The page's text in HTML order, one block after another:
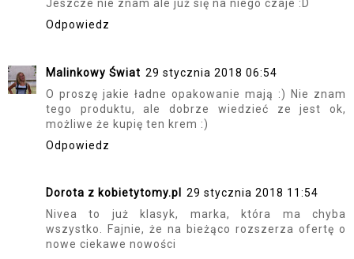
Jeszcze nie znam ale już się na niego czaje :D
Odpowiedz
Malinkowy Świat 29 stycznia 2018 06:54
O proszę jakie ładne opakowanie mają :) Nie znam
tego produktu, ale dobrze wiedzieć ze jest ok,
możliwe że kupię ten krem :)
Odpowiedz
Dorota z kobietytomy.pl
29 stycznia 2018 11:54
Nivea to już klasyk, marka, która ma chyba
wszystko. Fajnie, że na bieżąco rozszerza ofertę o
nowe ciekawe nowości